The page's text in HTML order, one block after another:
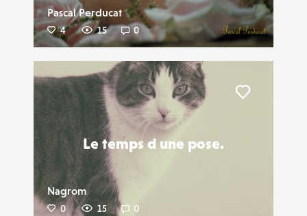
Pascal Perducat
4 15 0
Le temps d une pose.
Nagrom
0 15 0